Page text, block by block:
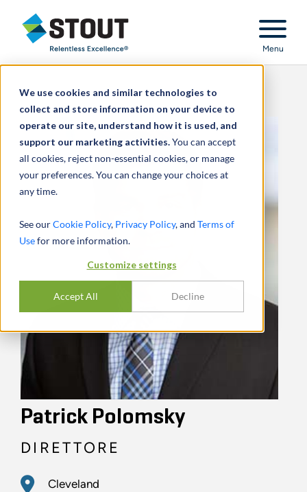
We use cookies and similar technologies to
collect and store information on your device to
operate our site, understand how it is used, and
support our marketing activities.You can accept
all cookies, reject non-essential cookies, or manage
your preferences. You can change your choices at
any time.
See ourCookie Policy, Privacy Policy, and Terms of
Usefor more information.
Customize settings
Accept All Decline
Stout Relentless Excellence
Menu
Patrick Polomsky
DIRETTORE
Cleveland